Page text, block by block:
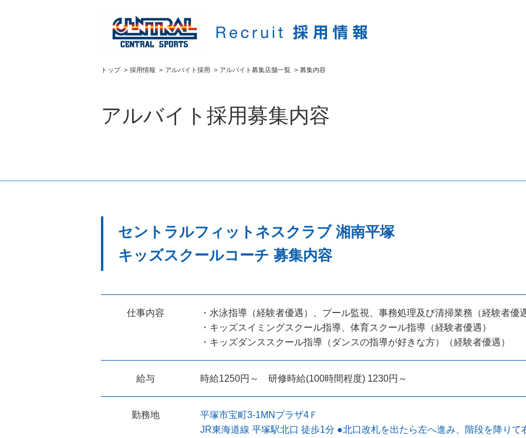
トップ> 採用情報 > アルバイト採用 > アルバイト募集店舗一覧 > 募集内容
アルバイト採用募集内容
セントラルフィットネスクラブ 湘南平塚
キッズスクールコーチ 募集内容
仕事内容
・水泳指導（経験者優遇）、プール監視、事務処理及び清掃業務（経験者優遇
・キッズスイミングスクール指導、体育スクール指導（経験者優遇）
・キッズダンススクール指導（ダンスの指導が好きな方）（経験者優遇）
給与 時給1250円～ 研修時給(100時間程度) 1230円～
勤務地
平塚市宝町3-1MNプラザ4Ｆ
JR東海道線 平塚駅北口 徒歩1分 ●北口改札を出たら左へ進み、階段を降り